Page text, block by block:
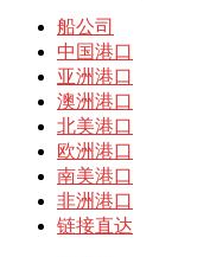
船公司
中国港口
亚洲港口
澳洲港口
北美港口
欧洲港口
南美港口
非洲港口
链接直达